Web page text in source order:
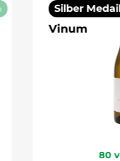
Silber
Vinum
80